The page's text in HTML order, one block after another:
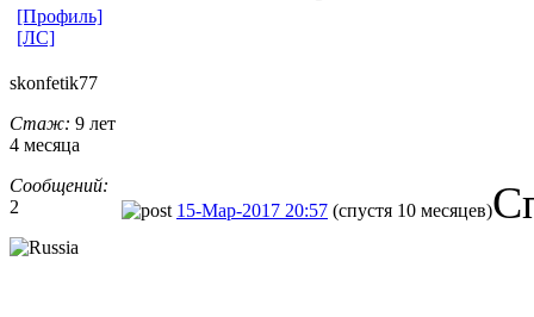
[Профиль]
[ЛС]
skonfetik77
Стаж: 9 лет
4 месяца
Сообщений:
2
15-Мар-2017 20:57 (спустя 10 месяцев)